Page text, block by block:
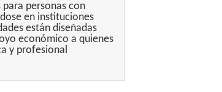
para personas con
en instituciones
están diseñadas
económico a quienes
y profesional